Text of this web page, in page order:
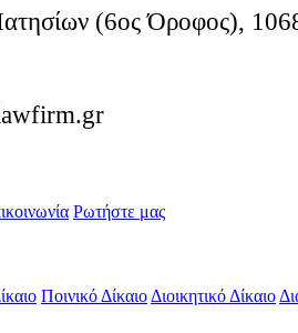
(6ος Όροφος),
Ρωτήστε μας
Ποινικό Δίκαιο Διοικητικό Δίκαιο